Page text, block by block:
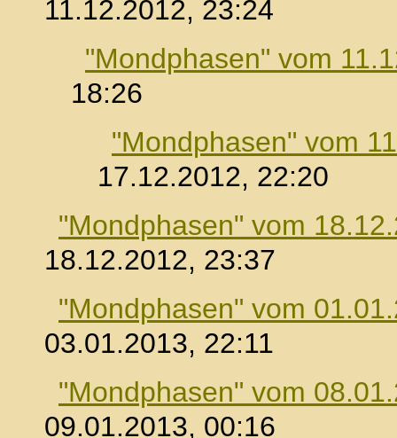
11.12.2012, 23:24
"Mondphasen" vom
18:26
"Mondphasen" vom
17.12.2012, 22:20
"Mondphasen" vom
18.12.2012, 23:37
"Mondphasen" vom
03.01.2013, 22:11
"Mondphasen" vom
09.01.2013, 00:16